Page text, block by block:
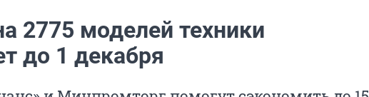
2775 моделей техники
до 1 декабря